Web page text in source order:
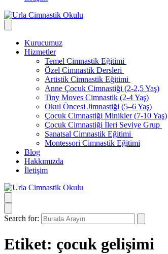
Kurucumuz
Hizmetler
Temel Cimnastik Eğitimi
Özel Cimnastik Dersleri
Artistik Cimnastik Eğitimi
Anne Çocuk Cimnastiği (2-2,5 Yaş)
Tiny Moves Cimnastik (2-4 Yaş)
Okul Öncesi Jimnastiği (5–6 Yaş)
Çocuk Cimnastiği Minikler (7-10 Yaş)
Çocuk Cimnastiği İleri Seviye Grup
Sanatsal Cimnastik Eğitimi
Montessori Cimnastik Eğitimi
Blog
Hakkımızda
İletişim
Search for:
Etiket: çocuk gelişimi